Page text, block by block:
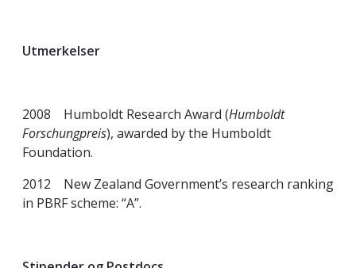
Utmerkelser
2008 Humboldt Research Award (Humboldt
Forschungpreis), awarded by the Humboldt
Foundation.
2012 New Zealand Government’s research ranking
in PBRF scheme: “A”.